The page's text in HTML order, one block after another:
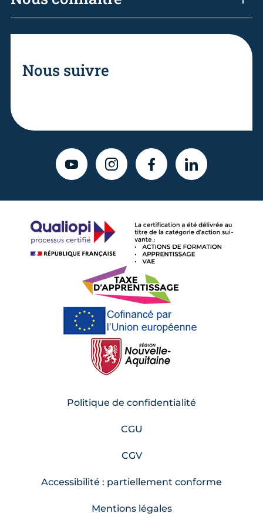
Nous suivre
YOUTUBEINSTAGRAMFACEBOOKLINKEDIN
Politique de confidentialité
CGU
CGV
Accessibilité : partiellement conforme
Mentions légales